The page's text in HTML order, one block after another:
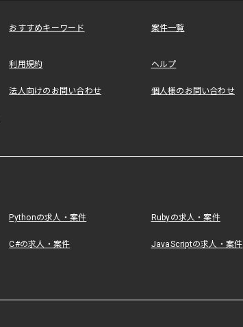
おすすめキーワード 案件一覧
利用規約 ヘルプ
法人向けのお問い合わせ 個人様のお問い合わせ
Pythonの求人・案件 Rubyの求人・案件
C#の求人・案件 JavaScriptの求人・案件